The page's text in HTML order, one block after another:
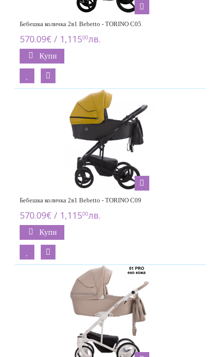
Бебешка количка 2в1 Bebetto - TORINO C05
570.09€ / 1,11500лв.
Купи
Бебешка количка 2в1 Bebetto - TORINO C09
570.09€ / 1,11500лв.
Купи